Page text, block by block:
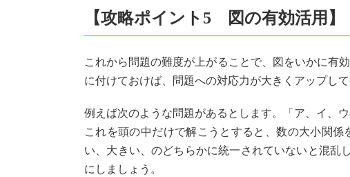
【攻略ポイント5 図の有効活用】
これから問題の難度が上がることで、図をいかに有
に付けておけば、問題への対応力が大きくアップして
例えば次のような問題があるとします。「ア、イ、
これを頭の中だけで解こうとすると、数の大小関
い、大きい、のどちらかに統一されていないと混乱
にしましょう。